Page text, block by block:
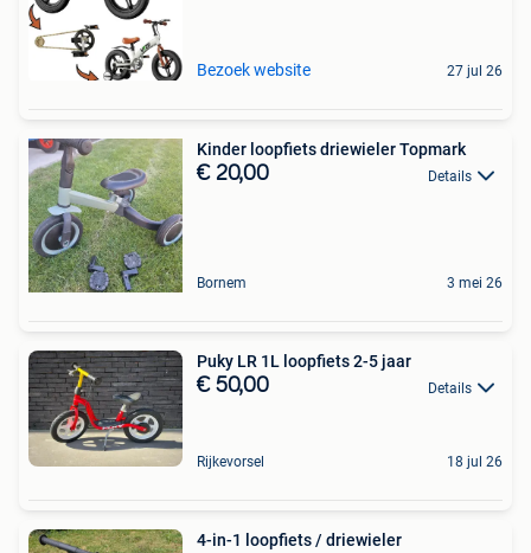
Bezoek website 27 jul 26
Kinder loopfiets driewieler Topmark
€ 20,00 Details
Bornem 3 mei 26
Puky LR 1L loopfiets 2-5 jaar
€ 50,00 Details
Rijkevorsel 18 jul 26
4-in-1 loopfiets / driewieler